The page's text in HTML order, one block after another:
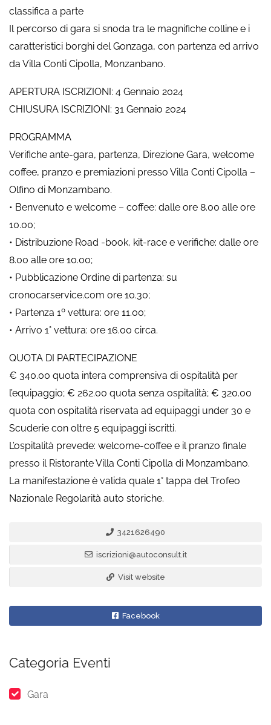
classifica a parte
Il percorso di gara si snoda tra le magnifiche colline e i
caratteristici borghi del Gonzaga, con partenza ed arrivo
da Villa Conti Cipolla, Monzanbano.
APERTURA ISCRIZIONI: 4 Gennaio 2024
CHIUSURA ISCRIZIONI: 31 Gennaio 2024
PROGRAMMA
Verifiche ante-gara, partenza, Direzione Gara, welcome
coffee, pranzo e premiazioni presso Villa Conti Cipolla –
Olfino di Monzambano.
• Benvenuto e welcome – coffee: dalle ore 8.00 alle ore
10.00;
• Distribuzione Road -book, kit-race e verifiche: dalle ore
8.00 alle ore 10.00;
• Pubblicazione Ordine di partenza: su
cronocarservice.com ore 10.30;
• Partenza 1º vettura: ore 11.00;
• Arrivo 1° vettura: ore 16.00 circa.
QUOTA DI PARTECIPAZIONE
€ 340.00 quota intera comprensiva di ospitalità per
l’equipaggio; € 262.00 quota senza ospitalità; € 320.00
quota con ospitalità riservata ad equipaggi under 30 e
Scuderie con oltre 5 equipaggi iscritti.
L’ospitalità prevede: welcome-coffee e il pranzo finale
presso il Ristorante Villa Conti Cipolla di Monzambano.
La manifestazione è valida quale 1° tappa del Trofeo
Nazionale Regolarità auto storiche.
3421626490
iscrizioni@autoconsult.it
Visit website
Facebook
Categoria Eventi
Gara